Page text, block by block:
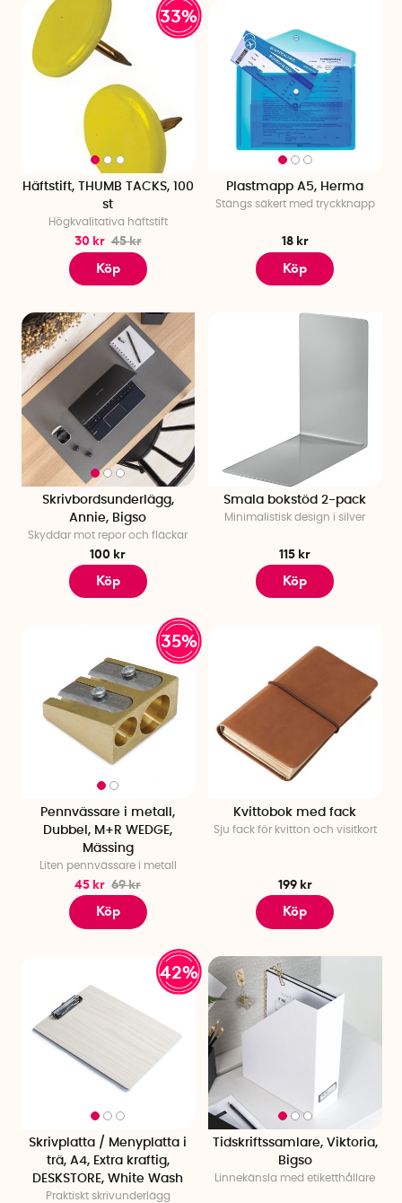
33%
Häftstift, THUMB TACKS, 100
st
Högkvalitativa häftstift
30 kr 45 kr
Köp
Plastmapp A5, Herma
Stängs säkert med tryckknapp
18 kr
Köp
Skrivbordsunderlägg,
Annie, Bigso
Skyddar mot repor och fläckar
100 kr
Köp
Smala bokstöd 2-pack
Minimalistisk design i silver
115 kr
Köp
35%
Pennvässare i metall,
Dubbel, M+R WEDGE,
Mässing
Liten pennvässare i metall
45 kr 69 kr
Köp
Kvittobok med fack
Sju fack för kvitton och visitkort
199 kr
Köp
42%
Skrivplatta / Menyplatta i
trä, A4, Extra kraftig,
DESKSTORE, White Wash
Praktiskt skrivunderlägg
Tidskriftssamlare, Viktoria,
Bigso
Linnekänsla med etiketthållare